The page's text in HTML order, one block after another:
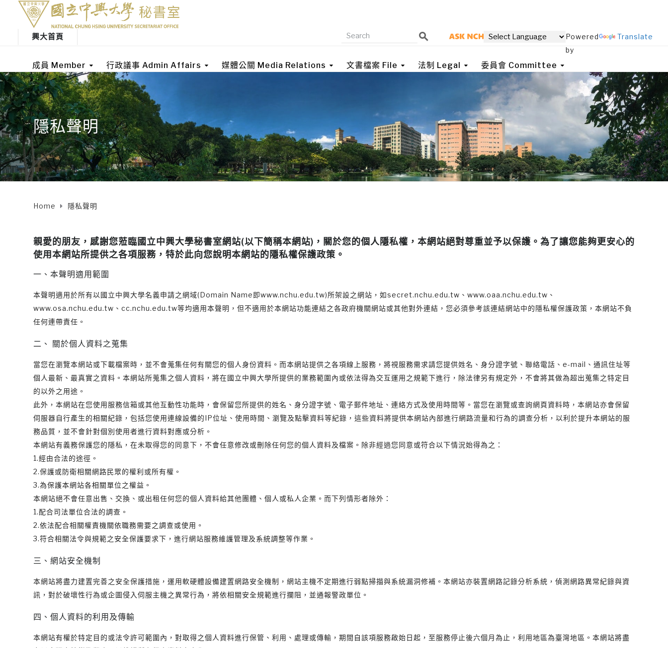
興大首頁
Powered
by
Translate
成員 Member 行政議事 Admin Affairs 媒體公關 Media Relations 文書檔案 File 法制 Legal 委員會 Committee
隱私聲明
Home 隱私聲明
親愛的朋友，感謝您蒞臨國立中興大學秘書室網站(以下簡稱本網站)，關於您的個人隱私權，本網站絕對尊重並予以保護。為了讓您能夠更安心的
使用本網站所提供之各項服務，特於此向您說明本網站的隱私權保護政策。
一、本聲明適用範圍
本聲明適用於所有以國立中興大學名義申請之網域(Domain Name即www.nchu.edu.tw)所架設之網站，如secret.nchu.edu.tw、www.oaa.nchu.edu.tw、
www.osa.nchu.edu.tw、cc.nchu.edu.tw等均適用本聲明，但不適用於本網站功能連結之各政府機關網站或其他對外連結，您必須參考該連結網站中的隱私權保護政策，本網站不負
任何連帶責任。
二、 關於個人資料之蒐集
當您在瀏覽本網站或下載檔案時，並不會蒐集任何有關您的個人身份資料。而本網站提供之各項線上服務，將視服務需求請您提供姓名、身分證字號、聯絡電話、e-mail、通訊住址等
個人最新、最真實之資料。本網站所蒐集之個人資料，將在國立中興大學所提供的業務範圍內或依法得為交互運用之規範下進行，除法律另有規定外，不會將其做為超出蒐集之特定目
的以外之用途。
此外，本網站在您使用服務信箱或其他互動性功能時，會保留您所提供的姓名、身分證字號、電子郵件地址、連絡方式及使用時間等。當您在瀏覽或查詢網頁資料時，本網站亦會保留
伺服器自行產生的相關紀錄，包括您使用連線設備的IP位址、使用時間、瀏覽及點擊資料等紀錄，這些資料將提供本網站內部進行網路流量和行為的調查分析，以利於提升本網站的服
務品質，並不會針對個別使用者進行資料對應或分析。
本網站有義務保護您的隱私，在未取得您的同意下，不會任意修改或刪除任何您的個人資料及檔案。除非經過您同意或符合以下情況始得為之：
1.經由合法的途徑。
2.保護或防衛相關網路民眾的權利或所有權。
3.為保護本網站各相關單位之權益。
本網站絕不會任意出售、交換、或出租任何您的個人資料給其他團體、個人或私人企業。而下列情形者除外：
1.配合司法單位合法的調查。
2.依法配合相關權責機關依職務需要之調查或使用。
3.符合相關法令與規範之安全保護要求下，進行網站服務維護管理及系統調整等作業。
三、網站安全機制
本網站將盡力建置完善之安全保護措施，運用軟硬體設備建置網路安全機制，網站主機不定期進行弱點掃描與系統漏洞修補。本網站亦裝置網路記錄分析系統，偵測網路異常紀錄與資
訊，對於破壞性行為或企圖侵入伺服主機之異常行為，將依相關安全規範進行攔阻，並通報警政單位。
四、個人資料的利用及傳輸
本網站有權於特定目的或法令許可範圍內，對取得之個人資料進行保管、利用、處理或傳輸，期間自該項服務啟始日起，至服務停止後六個月為止，利用地區為臺灣地區。本網站將盡